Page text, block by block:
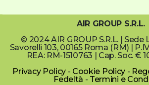
AIR GROUP S.R.L.
© 2024 AIR GROUP S.R.L. | Sede
Savorelli 103, 00165 Roma (RM) |
REA: RM-1510763 | Cap. Soc. €
Privacy Policy - Cookie Policy-
Fedeltà - Termini e